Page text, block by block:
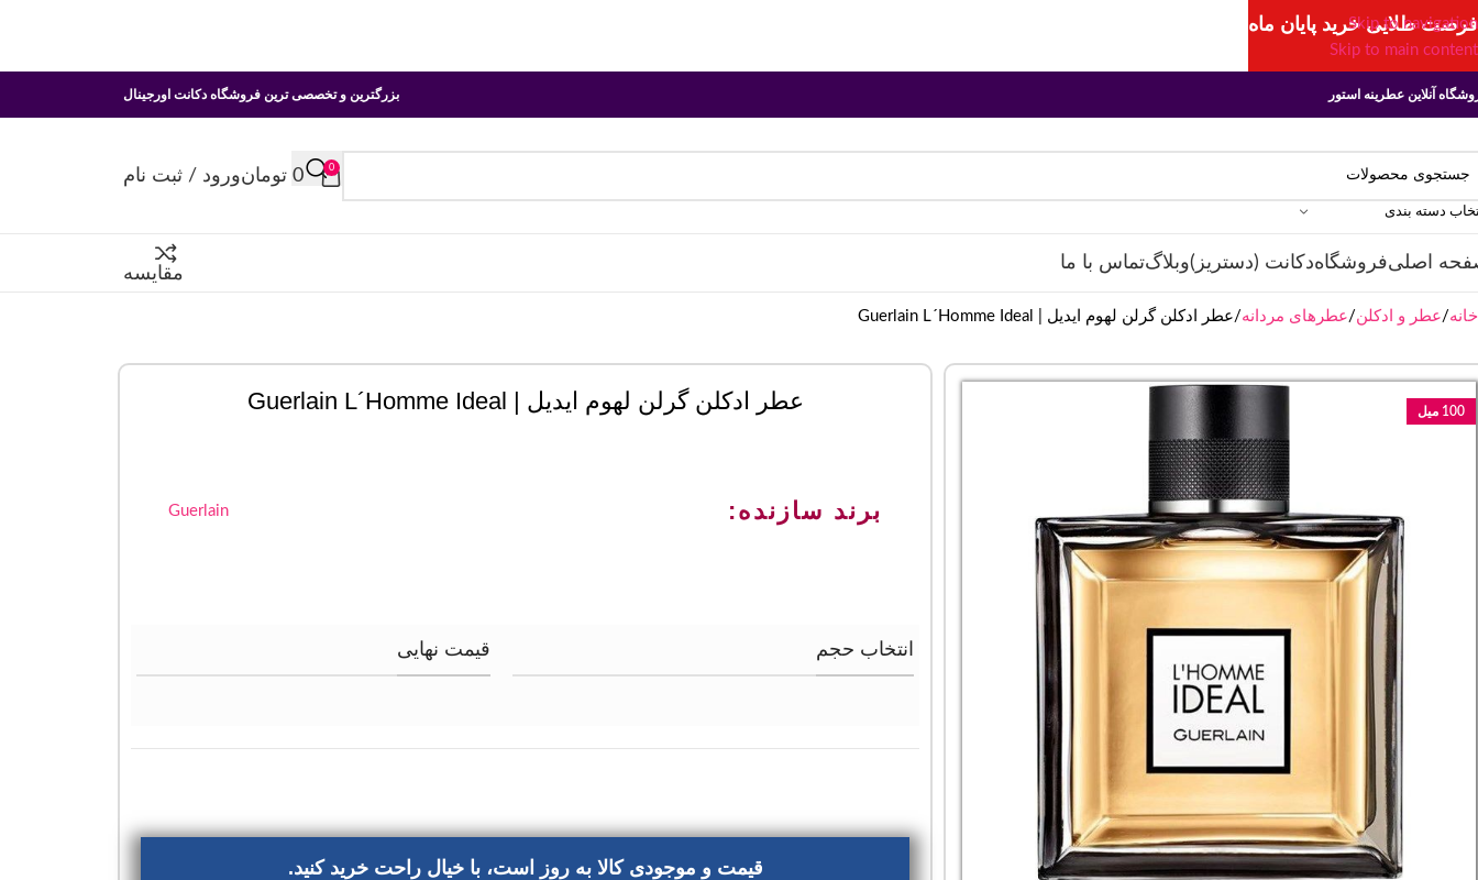
Skip to navigation
Skip to main content
آنلاین عطرینه استور بزرگترین و تخصصی ترین فروشگاه دکانت اورجینال
دسته بندی
0
0 تومانورود / ثبت نام
اصلیفروشگاهدکانت (دستریز)وبلاگتماس با ما
مقایسه
خانه عطر و ادکلن عطرهای مردانه عطر ادکلن گرلن لهوم ایدیل | Guerlain L´Homme Ideal
100 میل عطر ادکلن گرلن لهوم ایدیل | Guerlain L´Homme Ideal
برند سازنده: Guerlain
انتخاب حجم قیمت نهایی
قیمت و موجودی کالا به روز است، با خیال راحت خرید کنید.
فرصت طلایی خرید پایان ماه